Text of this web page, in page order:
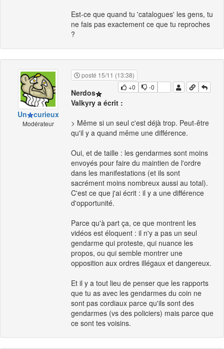
Est-ce que quand tu 'catalogues' les gens, tu
ne fais pas exactement ce que tu reproches
?
Un curieux
Modérateur
posté 15/11 (13:38)
+0
-0
Nerdos
Valkyry a écrit :
> Même si un seul c'est déjà trop. Peut-être
qu'il y a quand même une différence.
Oui, et de taille : les gendarmes sont moins
envoyés pour faire du maintien de l'ordre
dans les manifestations (et ils sont
sacrément moins nombreux aussi au total).
C'est ce que j'ai écrit : il y a une différence
d'opportunité.
Parce qu'à part ça, ce que montrent les
vidéos est éloquent : il n'y a pas un seul
gendarme qui proteste, qui nuance les
propos, ou qui semble montrer une
opposition aux ordres illégaux et dangereux.
Et il y a tout lieu de penser que les rapports
que tu as avec les gendarmes du coin ne
sont pas cordiaux parce qu'ils sont des
gendarmes (vs des policiers) mais parce que
ce sont tes voisins.